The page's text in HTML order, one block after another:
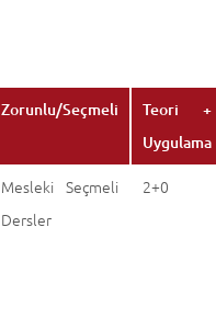
Zorunlu/Seçmeli
Teori +
Uygulama
Mesleki Seçmeli
Dersler
2+0